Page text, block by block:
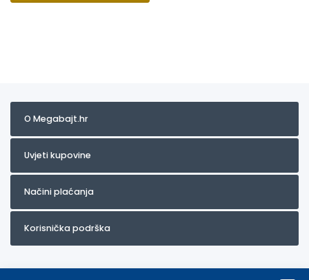
O Megabajt.hr
Uvjeti kupovine
Načini plaćanja
Korisnička podrška